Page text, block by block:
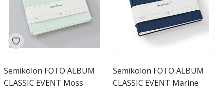
Semikolon FOTO ALBUM
CLASSIC EVENT Moss
Semikolon FOTO ALBUM
CLASSIC EVENT Marine